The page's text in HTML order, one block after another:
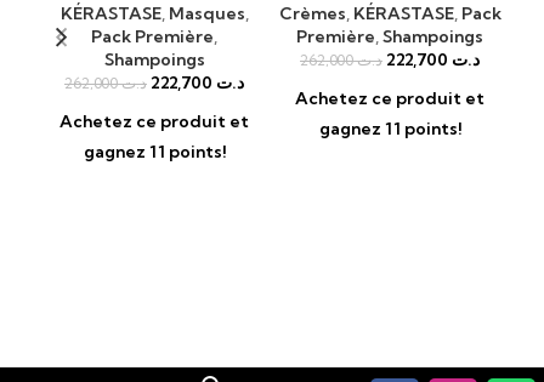
KÉRASTASE, Masques,
Pack Première,
Shampoings
د.ت262,000 د.ت
Achetez ce produit et
gagnez 11 points!
Crèmes, KÉRASTASE, Pack
Première,Shampoings
د.ت262,000 د.ت
Achetez ce produit et
gagnez 11 points!